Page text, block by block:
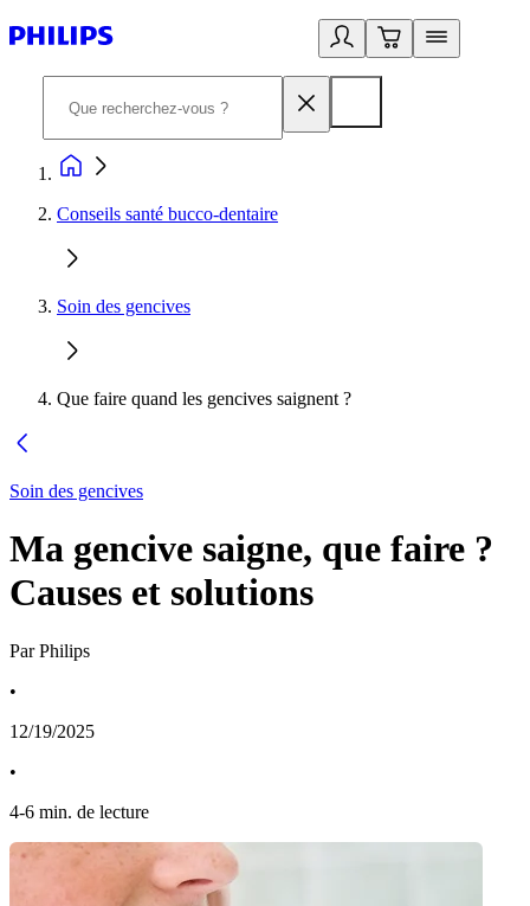
Conseils santé bucco-dentaire
Soin des gencives
Que faire quand les gencives saignent ?
Soin des gencives
Ma gencive saigne, que faire ?
Causes et solutions
Par Philips
•
12/19/2025
•
4-6 min. de lecture